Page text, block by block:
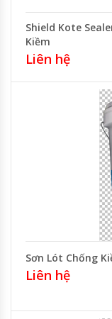
Shield Kote
Kiềm
Liên hệ
Sơn Lót Chống
Liên hệ